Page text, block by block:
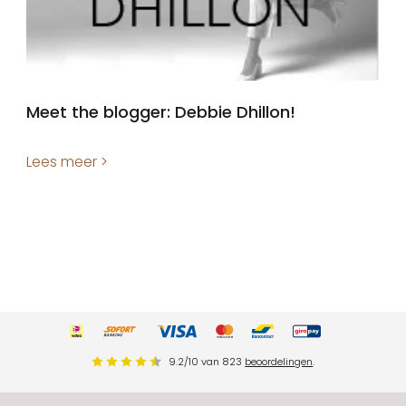
Meet the blogger: Debbie Dhillon!
Lees meer >
9.2/10 van 823 beoordelingen.